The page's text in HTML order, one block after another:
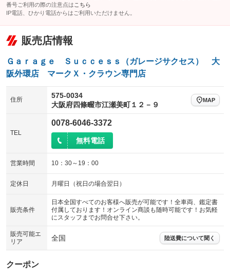
番号ご利用の際の注意点は こちら
IP電話、ひかり電話からはご利用いただけません。
販売店情報
Ｇａｒａｇｅ Ｓｕｃｃｅｓｓ（ガレージサクセス） 大
阪外環店 マークＸ・クラウン専門店
住所
575-0034
大阪府四條畷市江瀬美町１２－９
MAP
TEL
0078-6046-3372
無料電話
営業時間 10：30～19：00
定休日 月曜日（祝日の場合翌日）
販売条件
日本全国すべてのお客様へ販売が可能です！全車両、鑑定書
付属しております！オンライン商談も随時可能です！お気軽
にスタッフまでお問合せ下さい。
販売可能エ
リア
全国 陸送費について聞く
クーポン